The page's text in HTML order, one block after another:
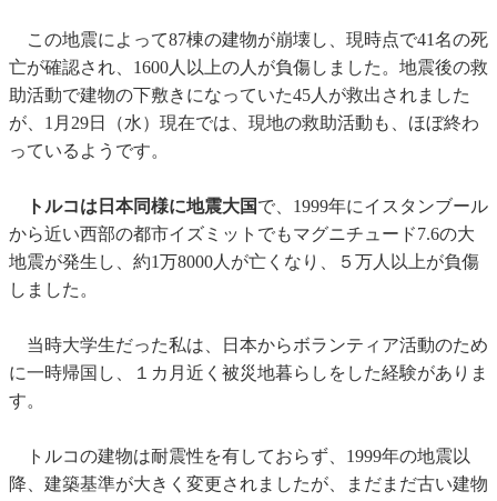
この地震によって87棟の建物が崩壊し、現時点で41名の死
亡が確認され、1600人以上の人が負傷しました。地震後の救
助活動で建物の下敷きになっていた45人が救出されました
が、1月29日（水）現在では、現地の救助活動も、ほぼ終わ
っているようです。
トルコは日本同様に地震大国で、1999年にイスタンブール
から近い西部の都市イズミットでもマグニチュード7.6の大
地震が発生し、約1万8000人が亡くなり、５万人以上が負傷
しました。
当時大学生だった私は、日本からボランティア活動のため
に一時帰国し、１カ月近く被災地暮らしをした経験がありま
す。
トルコの建物は耐震性を有しておらず、1999年の地震以
降、建築基準が大きく変更されましたが、まだまだ古い建物